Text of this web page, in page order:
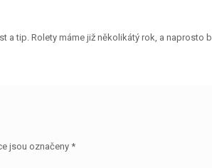
a tip. Rolety máme již několikátý rok, a naprosto
jsou označeny *